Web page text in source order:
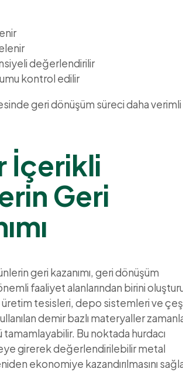
değerlendirilir
kontrol edilir
geri dönüşüm süreci daha verimli
İçerikli
Geri
geri kazanımı, geri dönüşüm
faaliyet alanlarından birini
tesisleri, depo sistemleri ve
demir bazlı materyaller
tamamlayabilir. Bu noktada hurdacı
girerek değerlendirilebilir metal
ekonomiye kazandırılmasını